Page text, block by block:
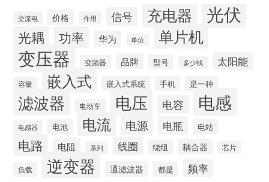
交流电 价格 作用 信号 充电器 光伏
光耦 功率 华为 单位 单片机
变压器 变频器 品牌 型号 多少钱 太阳能
容量 嵌入式 嵌入式系统 手机 是一种
滤波器 电动车 电压 电容 电感
电感器 电池 电流 电源 电瓶 电站
电路 电阻 系列 线圈 绕组 耦合器 芯片
负载 逆变器 通滤波器 都是 频率